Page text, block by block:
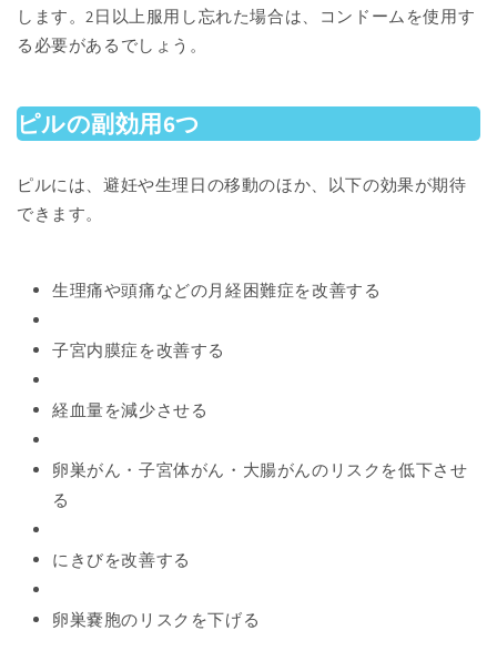
します。2日以上服用し忘れた場合は、コンドームを使用す
る必要があるでしょう。
ピルの副効用6つ
ピルには、避妊や生理日の移動のほか、以下の効果が期待
できます。
生理痛や頭痛などの月経困難症を改善する
子宮内膜症を改善する
経血量を減少させる
卵巣がん・子宮体がん・大腸がんのリスクを低下させ
る
にきびを改善する
卵巣嚢胞のリスクを下げる